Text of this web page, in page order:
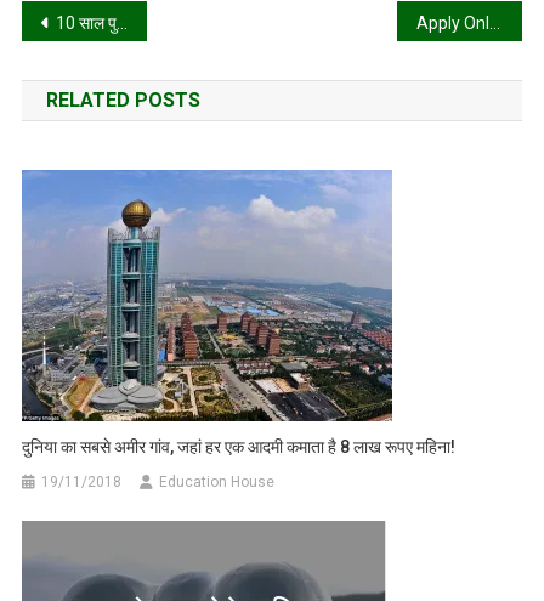
Post
navigation
10 साल पुराने Bank Account के लिए RBI के नए नियम – पूरी जानकारी
RELATED POSTS
दुनिया का सबसे अमीर गांव, जहां हर एक आदमी कमाता है 8 लाख रूपए महिना!
19/11/2018 Education House